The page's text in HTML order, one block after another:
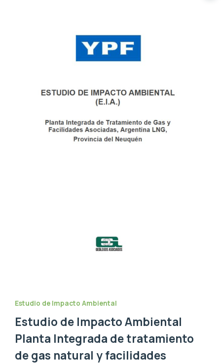
Estudio de Impacto Ambiental
Estudio de Impacto Ambiental
Planta Integrada de tratamiento
de gas natural y facilidades